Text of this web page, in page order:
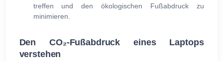
treffen und den ökologischen Fußabdruck zu
minimieren.
Den CO₂-Fußabdruck eines Laptops
verstehen